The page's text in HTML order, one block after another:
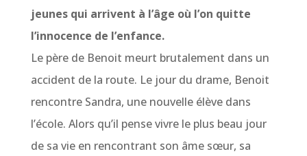
jeunes qui arrivent à l’âge où l’on quitte
l’innocence de l’enfance.
Le père de Benoit meurt brutalement dans un
accident de la route. Le jour du drame, Benoit
rencontre Sandra, une nouvelle élève dans
l’école. Alors qu’il pense vivre le plus beau jour
de sa vie en rencontrant son âme sœur, sa